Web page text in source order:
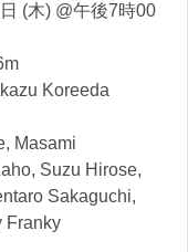
速
(木) @午後7時00
Koreeda
Masami
Suzu Hirose,
Sakaguchi,
Franky